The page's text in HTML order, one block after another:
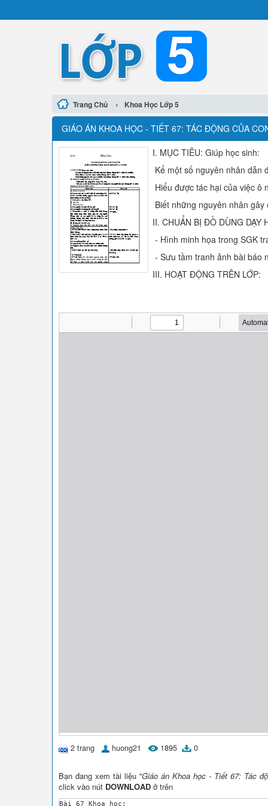
Trang Chủ › Khoa Học Lớp 5
GIÁO ÁN KHOA HỌC - TIẾT 67: TÁC ĐỘNG CỦA
I. MỤC TIÊU: Giúp học sinh:
Kể một số nguyên nhân dẫn
Hiểu được tác hại của việc ô
Biết những nguyên nhân
II. CHUẨN BỊ ĐỒ DÙNG DẠY
- Hình minh họa trong SGK
- Sưu tầm tranh ảnh bài báo
III. HOẠT ĐỘNG TRÊN LỚP:
2 trang huong21 1895 0
Bạn đang xem tài liệu "Giáo án Khoa học - Tiết 67: Tác
click vào nút DOWNLOAD ở trên
Bài 67 Khoa học: